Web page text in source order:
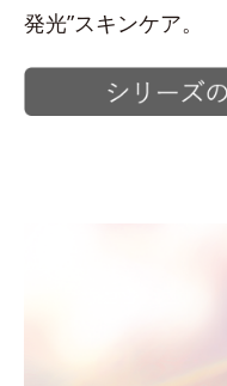
発光”スキンケア。